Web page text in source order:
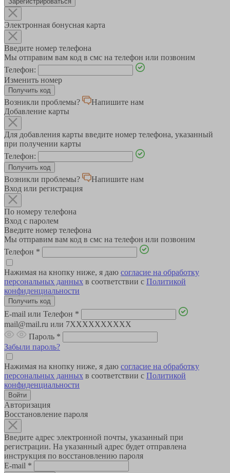
Электронная бонусная карта
Введите номер телефона
Мы отправим вам код в смс на телефон или позвоним
Телефон:
Изменить номер
Возникли проблемы?
Напишите нам
Добавление карты
Для добавления карты введите номер телефона, указанный
при получении карты
Телефон:
Возникли проблемы?
Напишите нам
Вход или регистрация
По номеру телефона
Вход с паролем
Введите номер телефона
Мы отправим вам код в смс на телефон или позвоним
Телефон *
Нажимая на кнопку ниже, я даю согласие на обработку
персональных данных в соответствии с Политикой
конфиденциальности
E-mail или Телефон *
mail@mail.ru или 7XXXXXXXXXX
Пароль *
Забыли пароль?
Нажимая на кнопку ниже, я даю согласие на обработку
персональных данных в соответствии с Политикой
конфиденциальности
Авторизация
Восстановление пароля
Введите адрес электронной почты, указанный при
регистрации. На указанный адрес будет отправлена
инструкция по восстановлению пароля
E-mail *